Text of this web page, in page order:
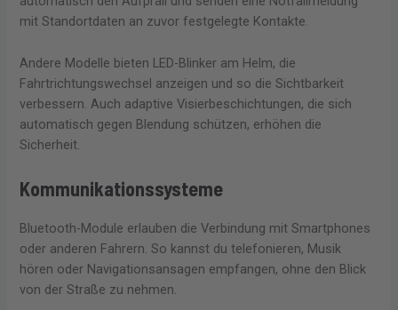
mit Standortdaten an zuvor festgelegte Kontakte.
Andere Modelle bieten LED-Blinker am Helm, die
Fahrtrichtungswechsel anzeigen und so die Sichtbarkeit
verbessern. Auch adaptive Visierbeschichtungen, die sich
automatisch gegen Blendung schützen, erhöhen die
Sicherheit.
Kommunikationssysteme
Bluetooth-Module erlauben die Verbindung mit Smartphones
oder anderen Fahrern. So kannst du telefonieren, Musik
hören oder Navigationsansagen empfangen, ohne den Blick
von der Straße zu nehmen.